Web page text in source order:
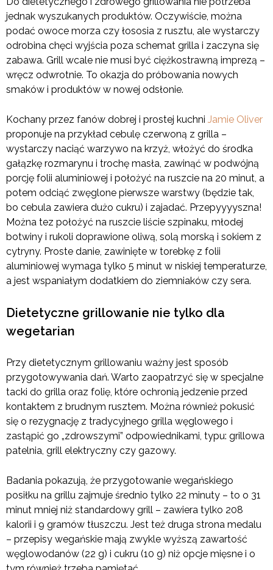
jednak wyszukanych produktów. Oczywiście, można
podać owoce morza czy łososia z rusztu, ale wystarczy
odrobina chęci wyjścia poza schemat grilla i zaczyna się
zabawa. Grill wcale nie musi być ciężkostrawną imprezą –
wręcz odwrotnie. To okazja do próbowania nowych
smaków i produktów w nowej odsłonie.
Kochany przez fanów dobrej i prostej kuchni Jamie Oliver
proponuje na przykład cebulę czerwoną z grilla –
wystarczy naciąć warzywo na krzyż, włożyć do środka
gałązkę rozmarynu i trochę masła, zawinąć w podwójną
porcję folii aluminiowej i położyć na ruszcie na 20 minut, a
potem odciąć zwęglone pierwsze warstwy (będzie tak,
bo cebula zawiera dużo cukru) i zajadać. Przepyyyyszna!
Można tez położyć na ruszcie liście szpinaku, młodej
botwiny i rukoli doprawione oliwą, solą morską i sokiem z
cytryny. Proste danie, zawinięte w torebkę z folii
aluminiowej wymaga tylko 5 minut w niskiej temperaturze,
a jest wspaniałym dodatkiem do ziemniaków czy sera.
Dietetyczne grillowanie nie tylko dla
wegetarian
Przy dietetycznym grillowaniu ważny jest sposób
przygotowywania dań. Warto zaopatrzyć się w specjalne
tacki do grilla oraz folię, które ochronią jedzenie przed
kontaktem z brudnym rusztem. Można również pokusić
się o rezygnację z tradycyjnego grilla węglowego i
zastąpić go „zdrowszymi” odpowiednikami, typu: grillowa
patelnia, grill elektryczny czy gazowy.
Badania pokazują, że przygotowanie wegańskiego
posiłku na grillu zajmuje średnio tylko 22 minuty – to o 31
minut mniej niż standardowy grill – zawiera tylko 208
kalorii i 9 gramów tłuszczu. Jest też druga strona medalu
– przepisy wegańskie mają zwykle wyższą zawartość
węglowodanów (22 g) i cukru (10 g) niż opcje mięsne i o